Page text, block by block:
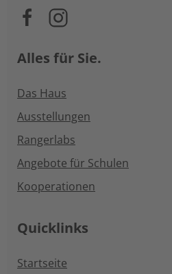
Alles für Sie.
Das Haus
Ausstellungen
Rangerlabs
Angebote für Schulen
Kooperationen
Quicklinks
Startseite